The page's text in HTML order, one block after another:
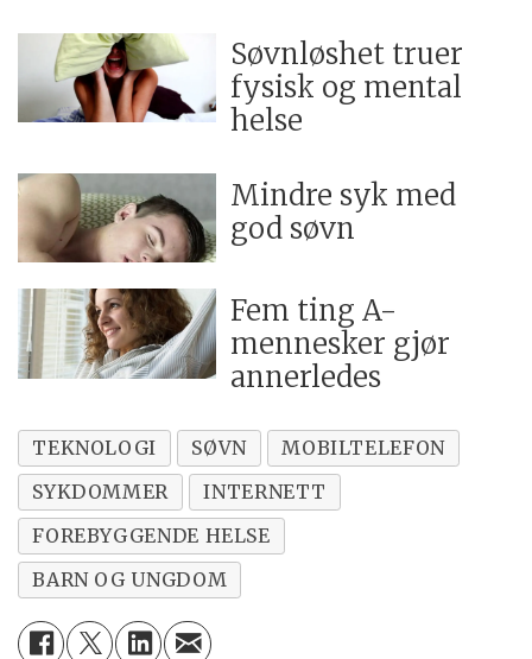
Søvnløshet truer
fysisk og mental
helse
Mindre syk med
god søvn
Fem ting A-
mennesker gjør
annerledes
TEKNOLOGI SØVN
MOBILTELEFON
SYKDOMMER
INTERNETT
FOREBYGGENDE HELSE
BARN OG UNGDOM